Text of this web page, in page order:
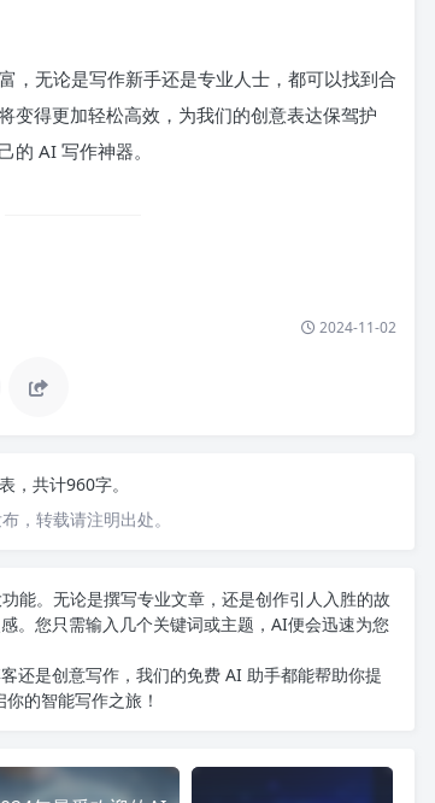
，无论是写作新手还是专业人士，都可以找到合
变得更加轻松高效，为我们的创意表达保驾护
AI 写作神器。
2024-11-02
，共计960字。
，转载请注明出处。
能。无论是撰写专业文章，还是创作引人入胜的故
。您只需输入几个关键词或主题，AI便会迅速为您
还是创意写作，我们的免费 AI 助手都能帮助你提
你的智能写作之旅！